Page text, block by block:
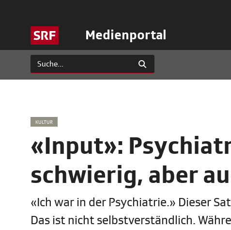
Medienportal
KULTUR
«Input»:
schwierig, aber
«Ich war in der Psychiatrie.» Dieser
Das ist nicht selbstverständlich.